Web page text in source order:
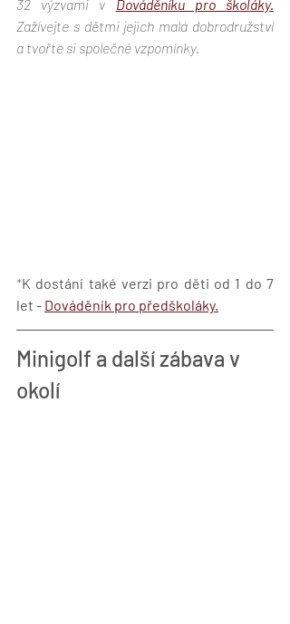
32 výzvami v Dováděníku pro školáky.
Zažívejte s dětmi jejich malá dobrodružství
a tvořte si společné vzpomínky.
*K dostání také verzi pro děti od 1 do 7
let - Dováděník pro předškoláky.
Minigolf a další zábava v
okolí